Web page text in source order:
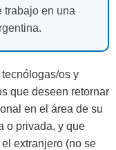
trabajo en una
os y
que deseen retornar
en el área de su
o privada, y que
extranjero (no se